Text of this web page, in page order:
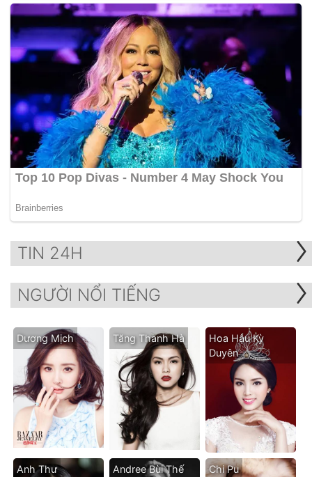
TIN 24H
NGƯỜI NỔI TIẾNG
Dương Mịch Tăng Thanh Hà
Hoa Hậu Kỳ
Duyên
Anh Thư
Andree Bùi Thế
Chi Pu